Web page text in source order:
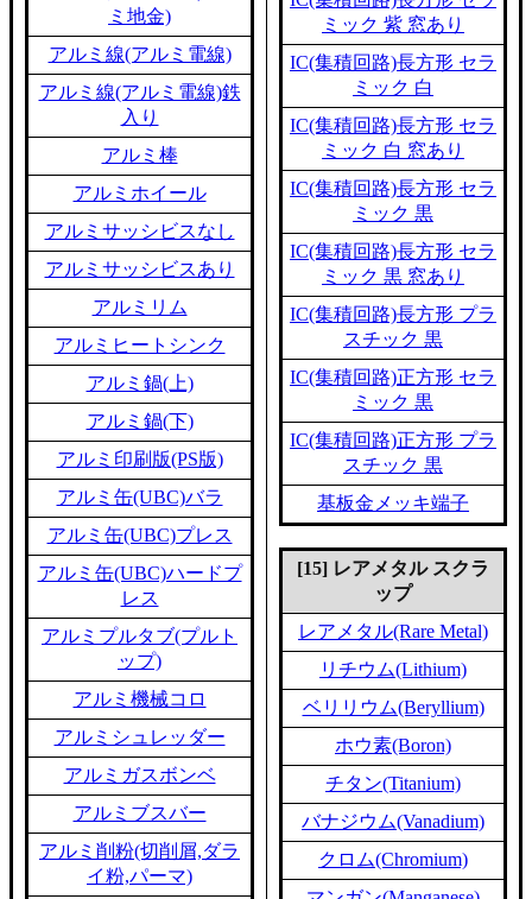
ミ地金)
アルミ線(アルミ電線)
アルミ線(アルミ電線)鉄
入り
アルミ棒
アルミホイール
アルミサッシビスなし
アルミサッシビスあり
アルミリム
アルミヒートシンク
アルミ鍋(上)
アルミ鍋(下)
アルミ印刷版(PS版)
アルミ缶(UBC)バラ
アルミ缶(UBC)プレス
アルミ缶(UBC)ハードプ
レス
アルミプルタブ(プルト
ップ)
アルミ機械コロ
アルミシュレッダー
アルミガスボンベ
アルミブスバー
アルミ削粉(切削屑,ダラ
イ粉,パーマ)
ミック 紫 窓あり
IC(集積回路)長方形 セラ
ミック 白
IC(集積回路)長方形 セラ
ミック 白 窓あり
IC(集積回路)長方形 セラ
ミック 黒
IC(集積回路)長方形 セラ
ミック 黒 窓あり
IC(集積回路)長方形 プラ
スチック 黒
IC(集積回路)正方形 セラ
ミック 黒
IC(集積回路)正方形 プラ
スチック 黒
基板金メッキ端子
[15] レアメタル スクラ
ップ
レアメタル(Rare Metal)
リチウム(Lithium)
ベリリウム(Beryllium)
ホウ素(Boron)
チタン(Titanium)
バナジウム(Vanadium)
クロム(Chromium)